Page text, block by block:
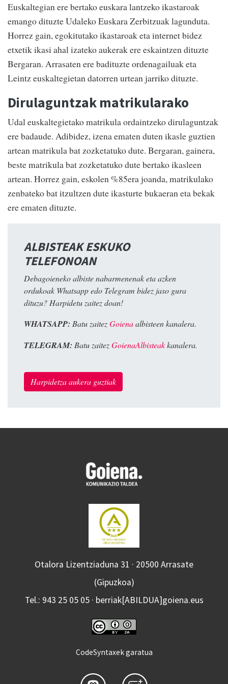
Euskaltegian ere bertako euskara lantzeko ikastaroak
emango dituzte Udaleko Euskara Zerbitzuak lagunduta.
Horrez gain, egokitutako ikastaroak eta internet bidez
etxetik ikasi ahal izateko aukerak ere eskaintzen dituzte
Bergaran. Arrasaten ere badituzte ordenagailuak eta
Leintz euskaltegietan datorren urtean jarriko dituzte.
Dirulaguntzak matrikularako
Udal euskaltegietako matrikula ordaintzeko dirulaguntzak
ere badaude. Adibidez, izena ematen duten ikasle guztien
artean matrikula bat zozketatuko dute. Bergaran, gainera,
beste matrikula bat zozketatuko dute bertako ikasleen
artean. Horrez gain, eskolen %85era joanda, matrikulako
zenbateko bat itzultzen dute ikasturte bukaeran eta bekak
ere ematen dituzte.
ALBISTEAK ESKUKO
TELEFONOAN
Debagoieneko albiste nabarmenenak eta azken
ordukoak Whatsapp edo Telegram bidez jaso gura
dituzu? Harpidetu zaitez doan!
WHATSAPP: Batu zaitezGoienaalbisteen kanalera.
TELEGRAM: Batu zaitezGoienaAlbisteakkanalera.
Harpidetza aukera guztiak
Otalora Lizentziaduna 31 · 20500 Arrasate
(Gipuzkoa)
Tel.: 943 25 05 05 · berriak[ABILDUA]goiena.eus
CodeSyntaxek garatua